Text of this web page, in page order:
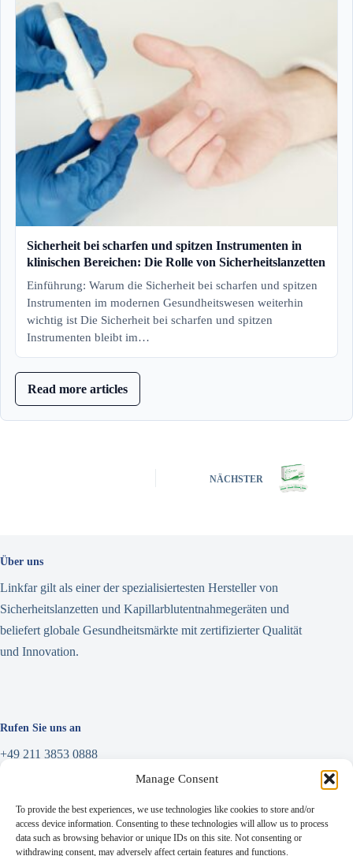
Manage Consent
To provide the best experiences, we use technologies like cookies to store and/or
access device information. Consenting to these technologies will allow us to process
data such as browsing behavior or unique IDs on this site. Not consenting or
withdrawing consent, may adversely affect certain features and functions.
Sicherheit bei scharfen und spitzen Instrumenten in
klinischen Bereichen: Die Rolle von Sicherheitslanzetten
Einführung: Warum die Sicherheit bei scharfen und spitzen
Instrumenten im modernen Gesundheitswesen weiterhin
wichtig ist Die Sicherheit bei scharfen und spitzen
Instrumenten bleibt im…
Read more articles
NÄCHSTER
Über uns
Linkfar gilt als einer der spezialisiertesten Hersteller von
Sicherheitslanzetten und Kapillarblutentnahmegeräten und
beliefert globale Gesundheitsmärkte mit zertifizierter Qualität
und Innovation.
Rufen Sie uns an
+49 211 3853 0888
info@linkfar.de